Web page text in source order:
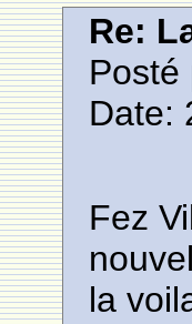
Re:
Posté
Date:
Fez
la